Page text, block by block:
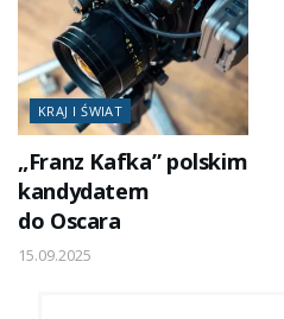
KRAJ I ŚWIAT
„Franz Kafka” polskim
kandydatem
do Oscara
15.09.2025